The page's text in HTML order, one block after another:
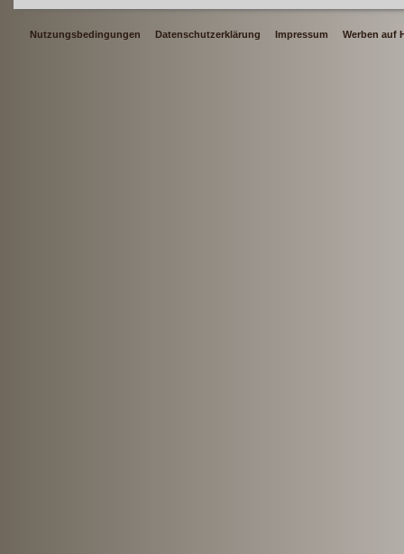
Nutzungsbedingungen Datenschutzerklärung Impressum Werben auf